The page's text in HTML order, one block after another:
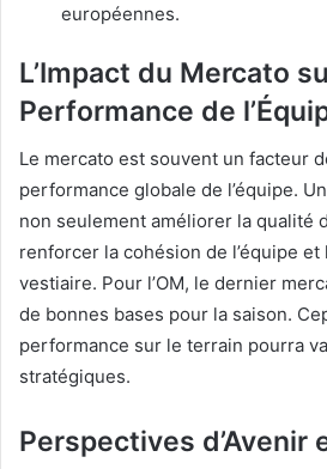
européennes.
L’Impact du Mercato
Performance de
Le mercato est souvent un facteur
performance globale de l’équipe.
non seulement améliorer la qualité
renforcer la cohésion de l’équipe et
vestiaire. Pour l’OM, le dernier
de bonnes bases pour la saison.
performance sur le terrain pourra
stratégiques.
Perspectives d’Avenir